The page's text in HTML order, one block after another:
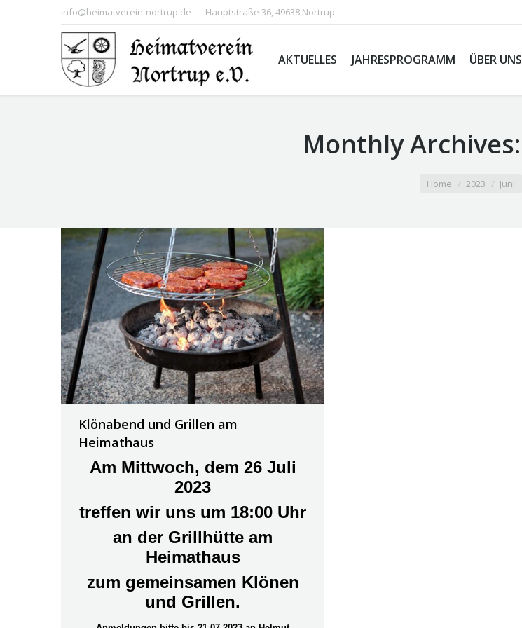
info@heimatverein-nortrup.de Hauptstraße 36, 49638 Nortrup
AKTUELLES JAHRESPROGRAMM ÜBER UNS
Monthly Archives:
Home 2023 Juni
Klönabend und Grillen am
Heimathaus
Am Mittwoch, dem 26 Juli
2023
treffen wir uns um 18:00 Uhr
an der Grillhütte am
Heimathaus
zum gemeinsamen Klönen
und Grillen.